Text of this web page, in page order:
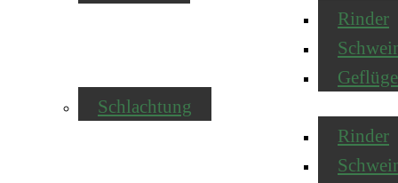
Rinder
Schlachtung
Rinder